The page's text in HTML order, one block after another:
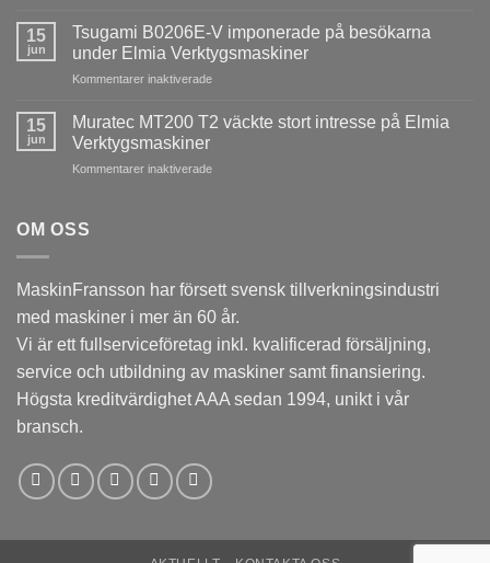
installerad
hos
ESAB
i
ACURA
MARATHON
skapade
intresse
Verktygsmaskiner
15
jun
Tsugami B0206E-V imponerade på besökarna
under Elmia Verktygsmaskiner
Kommentarer inaktiveradeför
B0206E-
på
15
jun
Muratec MT200 T2 väckte stort intresse på Elmia
Verktygsmaskiner
Kommentarer inaktiveradeför
på
Elmia
Verktygsmaskiner
OM OSS
MaskinFransson har försett svensk tillverkningsindustri
med maskiner i mer än 60 år.
Vi är ett fullserviceföretag inkl. kvalificerad försäljning,
service och utbildning av maskiner samt finansiering.
Högsta kreditvärdighet AAA sedan 1994, unikt i vår
bransch.